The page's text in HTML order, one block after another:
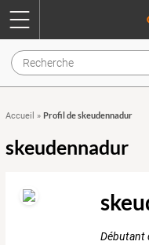
Accueil » Profil de skeudennadur
skeudennadur
Débutant